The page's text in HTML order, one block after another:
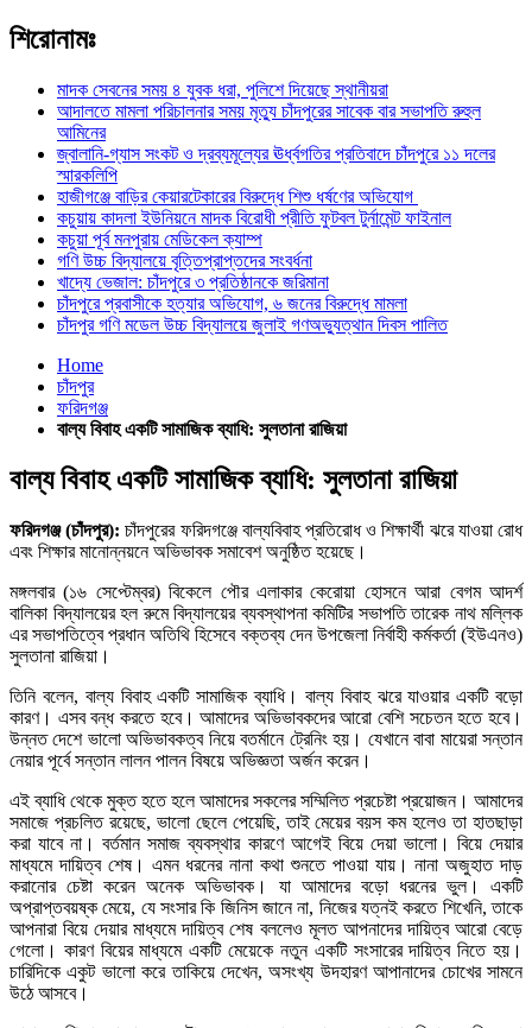
শিরোনামঃ
মাদক সেবনের সময় ৪ যুবক ধরা, পুলিশে দিয়েছে স্থানীয়রা
আদালতে মামলা পরিচালনার সময় মৃত্যু চাঁদপুরের সাবেক বার সভাপতি রুহুল
আমিনের
জ্বালানি-গ্যাস সংকট ও দ্রব্যমূল্যের ঊর্ধ্বগতির প্রতিবাদে চাঁদপুরে ১১ দলের
স্মারকলিপি
হাজীগঞ্জে বাড়ির কেয়ারটেকারের বিরুদ্ধে শিশু ধর্ষণের অভিযোগ
কচুয়ায় কাদলা ইউনিয়নে মাদক বিরোধী প্রীতি ফুটবল টুর্নামেন্ট ফাইনাল
কচুয়া পূর্ব মনপুরায় মেডিকেল ক্যাম্প
গণি উচ্চ বিদ্যালয়ে বৃত্তিপ্রাপ্তদের সংবর্ধনা
খাদ্যে ভেজাল: চাঁদপুরে ৩ প্রতিষ্ঠানকে জরিমানা
চাঁদপুরে প্রবাসীকে হত্যার অভিযোগ, ৬ জনের বিরুদ্ধে মামলা
চাঁদপুর গণি মডেল উচ্চ বিদ্যালয়ে জুলাই গণঅভ্যুত্থান দিবস পালিত
Home
চাঁদপুর
ফরিদগঞ্জ
বাল্য বিবাহ একটি সামাজিক ব্যাধি: সুলতানা রাজিয়া
বাল্য বিবাহ একটি সামাজিক ব্যাধি: সুলতানা রাজিয়া
ফরিদগঞ্জ (চাঁদপুর): চাঁদপুরের ফরিদগঞ্জে বাল্যবিবাহ প্রতিরোধ ও শিক্ষার্থী ঝরে যাওয়া রোধ
এবং শিক্ষার মানোন্নয়নে অভিভাবক সমাবেশ অনুষ্ঠিত হয়েছে।
মঙ্গলবার (১৬ সেপ্টেম্বর) বিকেলে পৌর এলাকার কেরোয়া হোসনে আরা বেগম আদর্শ
বালিকা বিদ্যালয়ের হল রুমে বিদ্যালয়ের ব্যবস্থাপনা কমিটির সভাপতি তারেক নাথ মল্লিক
এর সভাপতিত্বে প্রধান অতিথি হিসেবে বক্তব্য দেন উপজেলা নির্বাহী কর্মকর্তা (ইউএনও)
সুলতানা রাজিয়া।
তিনি বলেন, বাল্য বিবাহ একটি সামাজিক ব্যাধি। বাল্য বিবাহ ঝরে যাওয়ার একটি বড়ো
কারণ। এসব বন্ধ করতে হবে। আমাদের অভিভাবকদের আরো বেশি সচেতন হতে হবে।
উন্নত দেশে ভালো অভিভাবকত্ব নিয়ে বতর্মানে ট্রেনিং হয়। যেখানে বাবা মায়েরা সন্তান
নেয়ার পূর্বে সন্তান লালন পালন বিষয়ে অভিজ্ঞতা অর্জন করেন।
এই ব্যাধি থেকে মুক্ত হতে হলে আমাদের সকলের সম্মিলিত প্রচেষ্টা প্রয়োজন। আমাদের
সমাজে প্রচলিত রয়েছে, ভালো ছেলে পেয়েছি, তাই মেয়ের বয়স কম হলেও তা হাতছাড়া
করা যাবে না। বর্তমান সমাজ ব্যবস্থার কারণে আগেই বিয়ে দেয়া ভালো। বিয়ে দেয়ার
মাধ্যমে দায়িত্ব শেষ। এমন ধরনের নানা কথা শুনতে পাওয়া যায়। নানা অজুহাত দাড়
করানোর চেষ্টা করেন অনেক অভিভাবক। যা আমাদের বড়ো ধরনের ভুল। একটি
অপ্রাপ্তবয়ষ্ক মেয়ে, যে সংসার কি জিনিস জানে না, নিজের যত্নই করতে শিখেনি, তাকে
আপনারা বিয়ে দেয়ার মাধ্যমে দায়িত্ব শেষ বললেও মূলত আপনাদের দায়িত্ব আরো বেড়ে
গেলো। কারণ বিয়ের মাধ্যমে একটি মেয়েকে নতুন একটি সংসারের দায়িত্ব নিতে হয়।
চারিদিকে একুট ভালো করে তাকিয়ে দেখেন, অসংখ্য উদহারণ আপানাদের চোখের সামনে
উঠে আসবে।